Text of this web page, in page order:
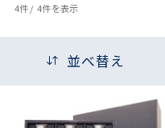
4件 / 4件を表示
並べ替え